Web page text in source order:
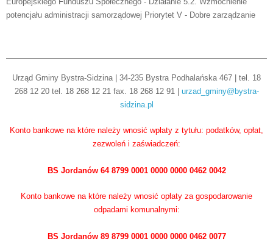
potencjału administracji samorządowej Priorytet V - Dobre zarządzanie
Urząd Gminy Bystra-Sidzina | 34-235 Bystra Podhalańska 467 | tel. 18
268 12 20 tel. 18 268 12 21 fax. 18 268 12 91 | urzad_gminy@bystra-
sidzina.pl
Konto bankowe na które należy wnosić wpłaty z tytułu: podatków, opłat,
zezwoleń i zaświadczeń:
BS Jordanów 64 8799 0001 0000 0000 0462 0042
Konto bankowe na które należy wnosić opłaty za gospodarowanie
odpadami komunalnymi:
BS Jordanów 89 8799 0001 0000 0000 0462 0077